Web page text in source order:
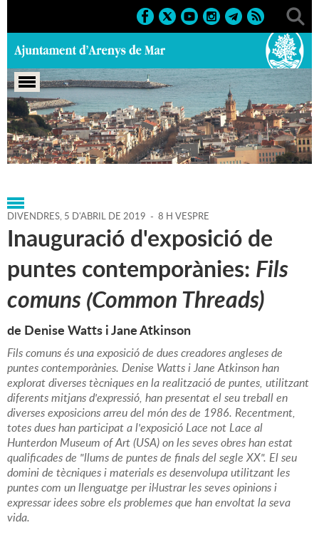
Portada > Agenda > 05-04-
2019 > Marcs > Culturals > 2019 > Exposicions
DIVENDRES, 5 D'ABRIL DE 2019 - 8 H VESPRE
Inauguració d'exposició de
puntes contemporànies: Fils
comuns (Common Threads)
de Denise Watts i Jane Atkinson
Fils comuns és una exposició de dues creadores angleses de
puntes contemporànies. Denise Watts i Jane Atkinson han
explorat diverses tècniques en la realització de puntes, utilitzant
diferents mitjans d'expressió, han presentat el seu treball en
diverses exposicions arreu del món des de 1986. Recentment,
totes dues han participat a l'exposició Lace not Lace al
Hunterdon Museum of Art (USA) on les seves obres han estat
qualificades de "llums de puntes de finals del segle XX". El seu
domini de tècniques i materials es desenvolupa utilitzant les
puntes com un llenguatge per il·lustrar les seves opinions i
expressar idees sobre els problemes que han envoltat la seva
vida.